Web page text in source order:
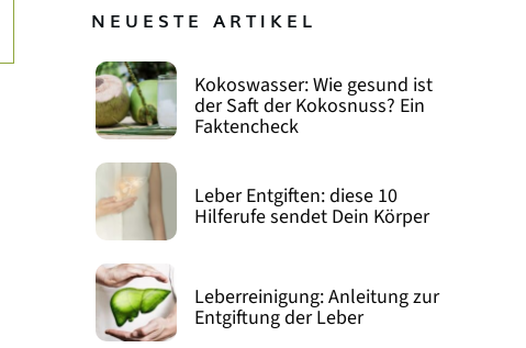
NEUESTE ARTIKEL
Kokoswasser: Wie gesund ist
der Saft der Kokosnuss? Ein
Faktencheck
Leber Entgiften: diese 10
Hilferufe sendet Dein Körper
Leberreinigung: Anleitung zur
Entgiftung der Leber